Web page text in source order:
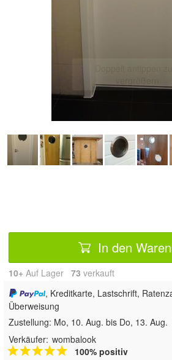
In den
10+ Auf Lager 73 verkauft
, Kreditkarte, Lastschrift,
Überweisung
Zustellung: Mo, 10. Aug. bis Do, 13. Aug.
Verkäufer: wombalook
100% positiv